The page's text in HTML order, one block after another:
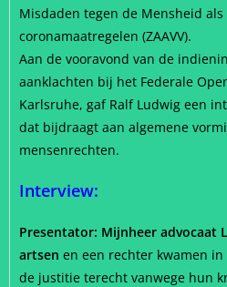
Misdaden tegen de Mensheid als
coronamaatregelen (ZAAVV).
Aan de vooravond van de
aanklachten bij het Federale
Karlsruhe, gaf Ralf Ludwig een
dat bijdraagt aan algemene
mensenrechten.
Interview:
Presentator: Mijnheer advocaat
artsen en een rechter kwamen
de justitie terecht vanwege hun